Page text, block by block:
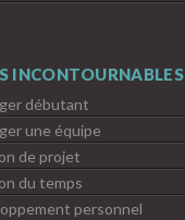
INCONTOURNABLES
débutant
une équipe
de projet
du temps
personnel